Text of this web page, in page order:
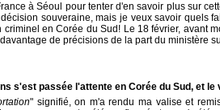
à Séoul pour tenter d'en savoir plus sur
souveraine, mais je veux savoir quels
en Corée du Sud! Le 18 février, avant
de précisions de la part du ministère
s'est passée l'attente en Corée du Sud, et
" signifié, on m'a rendu ma valise et